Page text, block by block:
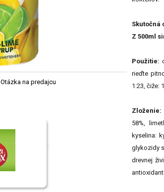
Otázka na predajcu
Skutočná
Z 500ml
Použitie:
rieďte
1:23, čiže:
Zloženie:
58%,
kyselina:
glykozidy
drevnej